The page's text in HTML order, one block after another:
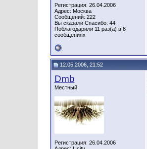
Регистрация: 26.04.2006
Адрес: Москва
Сообщений: 222
Вы сказали Спасибо: 44
Поблагодарили 11 раз(а) в 8
сообщениях
12.05.2006, 21:52
Dmb
Местный
Регистрация: 26.04.2006